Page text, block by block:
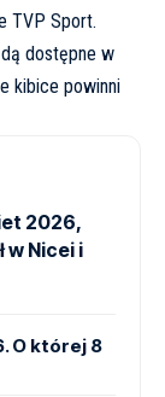
TVP Sport.
dostępne w
kibice powinni
2026,
w Nicei i
O której 8